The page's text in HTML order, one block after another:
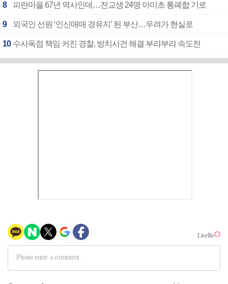
8 피란마을 67년 역사인데…전교생 24명 아미초 통폐합 기로
9 외국인 선원 ‘인신매매 경유지’ 된 부산…우려가 현실로
10 수사독점 책임 커진 경찰, 방치사건 해결 부랴부랴 속도전